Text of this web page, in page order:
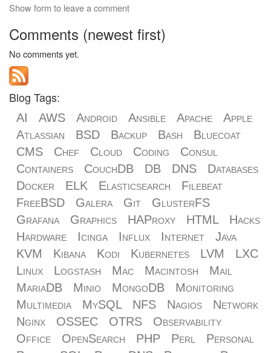
Show form to leave a comment
Comments (newest first)
No comments yet.
Blog Tags:
AI AWS Android Ansible Apache
Apple
Atlassian
BSD Backup Bash
Bluecoat
CMS
Chef Cloud Coding
Consul
Containers
CouchDB DB DNS
Databases
Docker
ELK Elasticsearch
Filebeat
FreeBSD
Galera Git
GlusterFS
Grafana
Graphics HAProxy HTML
Hacks
Hardware
Icinga Influx Internet
Java
KVM
Kibana Kodi Kubernetes LVM
LXC
Linux
Logstash Mac Macintosh
Mail
MariaDB
Minio MongoDB
Monitoring
Multimedia
MySQL NFS Nagios
Network
Nginx
OSSEC OTRS
Observability
Office
OpenSearch PHP Perl
Personal